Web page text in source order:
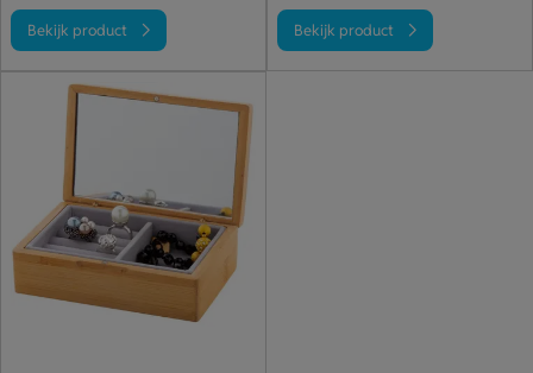
Bekijk product Bekijk product